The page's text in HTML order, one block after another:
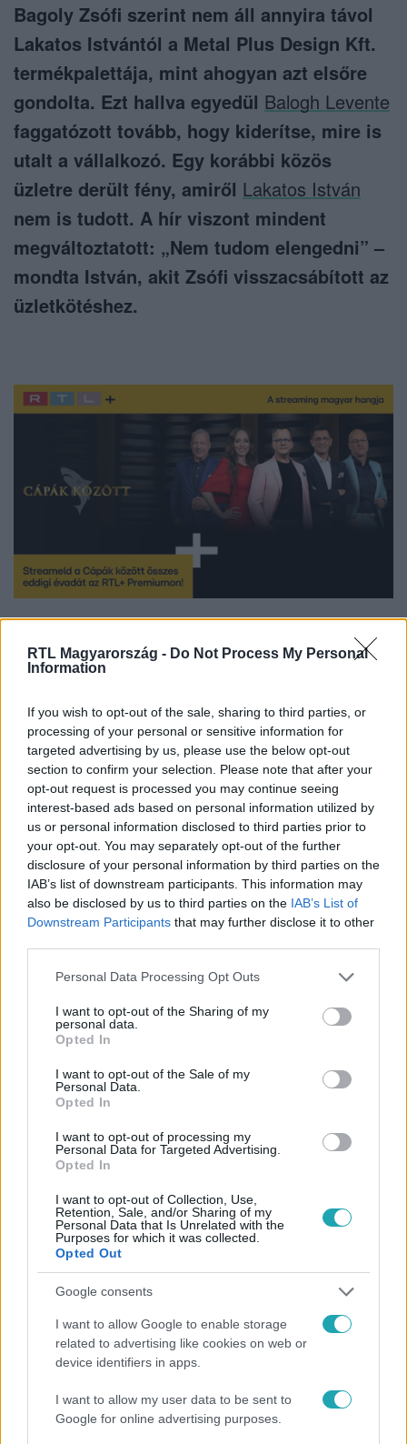
RTL Magyarország - Do Not Process My Personal
Information
If you wish to opt-out of the sale, sharing to third parties, or
processing of your personal or sensitive information for
targeted advertising by us, please use the below opt-out
section to confirm your selection. Please note that after your
opt-out request is processed you may continue seeing
interest-based ads based on personal information utilized by
us or personal information disclosed to third parties prior to
your opt-out. You may separately opt-out of the further
disclosure of your personal information by third parties on the
IAB’s list of downstream participants. This information may
also be disclosed by us to third parties on the IAB’s List of
Downstream Participants that may further disclose it to other
Please note that this website/app uses one or more Google
not limited to your visit or usage behaviour. You may click to
grant or deny consent to Google and its third-party tags to
use your data for below specified purposes in below Google
consent section.
Personal Data Processing Opt Outs
I want to opt-out of the Sharing of my
personal data.
Opted In
I want to opt-out of the Sale of my
Personal Data.
Opted In
I want to opt-out of processing my
Personal Data for Targeted Advertising.
Opted In
I want to opt-out of Collection, Use,
Retention, Sale, and/or Sharing of my
Personal Data that Is Unrelated with the
Purposes for which it was collected.
Opted Out
Google consents
I want to allow Google to enable storage
related to advertising like cookies on web or
device identifiers in apps.
I want to allow my user data to be sent to
Google for online advertising purposes.
Bagoly Zsófi szerint nem áll annyira távol
Lakatos Istvántól a Metal Plus Design Kft.
termékpalettája, mint ahogyan azt elsőre
gondolta. Ezt hallva egyedül Balogh Levente
faggatózott tovább, hogy kiderítse, mire is
utalt a vállalkozó. Egy korábbi közös
üzletre derült fény, amiről Lakatos István
nem is tudott. A hír viszont mindent
megváltoztatott: „Nem tudom elengedni” –
mondta István, akit Zsófi visszacsábított az
üzletkötéshez.
Itt állítsd be, hogy az RTL.hu az elsők között
Kövess minket, és értesülj a friss hírekről a
CÁPÁK KÖZÖTT
ADÁSRÉSZLETEK #BALOGH LEVENTE GAZDASÁG
METAL PLUS DESIGN
BAGOLY ZSÓFI #ÜZLETKÖTÉS #CÁPÁK KÖZÖTT 2026
Népszerű